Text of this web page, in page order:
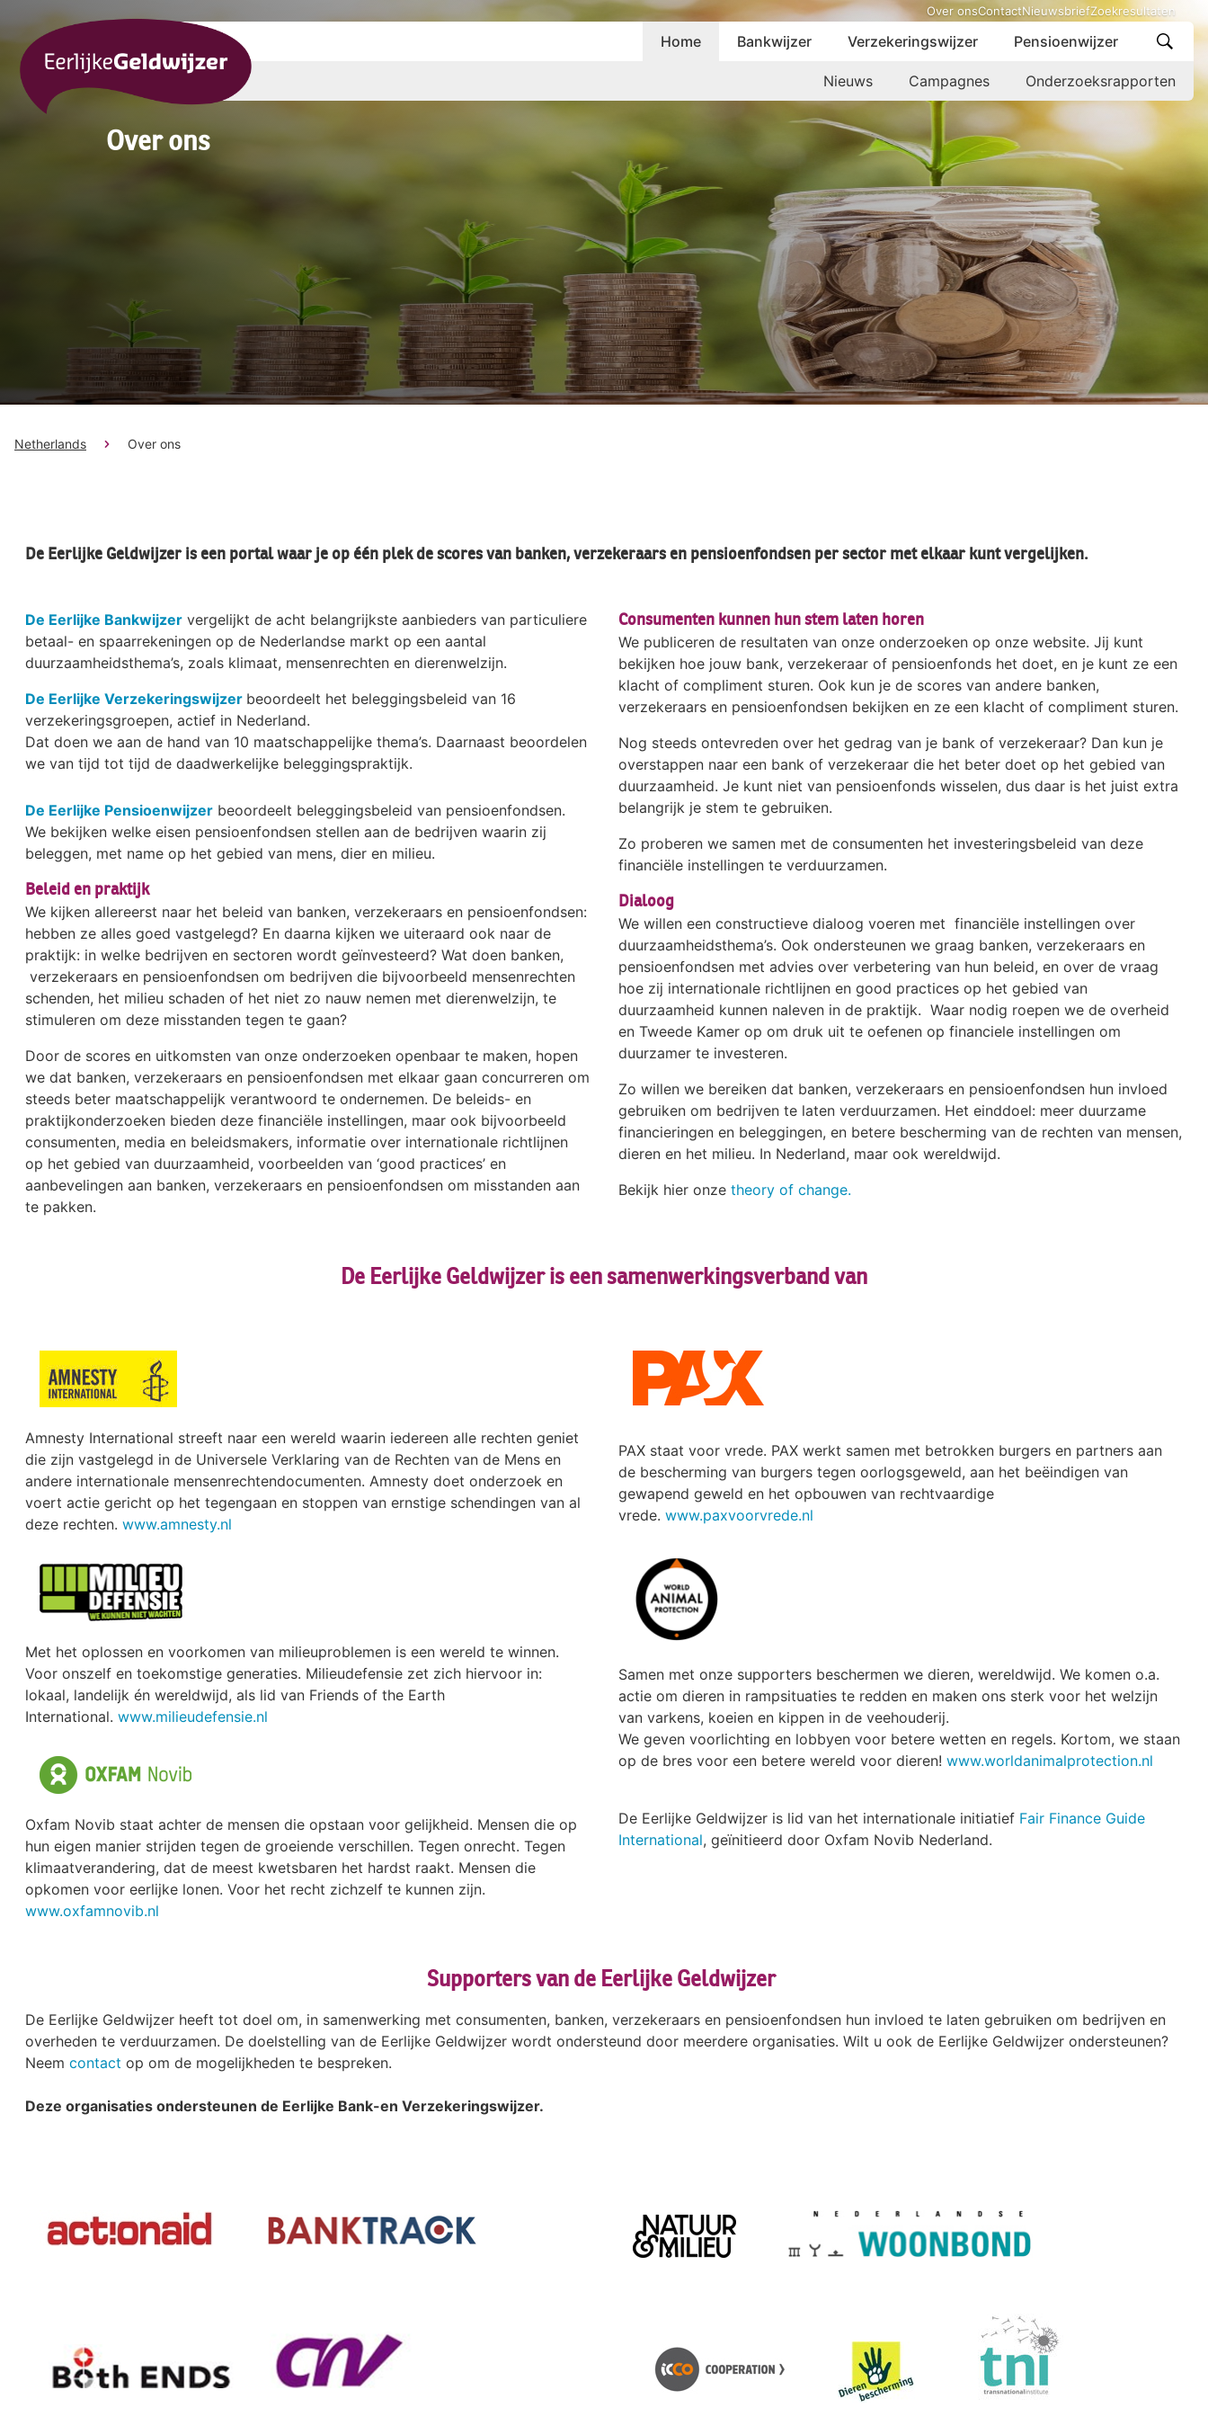
Over onsContactNieuwsbriefZoekresultaten
Home Bankwijzer Verzekeringswijzer Pensioenwijzer
Nieuws Campagnes Onderzoeksrapporten
Over ons
Netherlands Over ons
De Eerlijke Geldwijzer is een portal waar je op één plek de scores van banken, verzekeraars en pensioenfondsen per sector met elkaar kunt vergelijken.
De Eerlijke Bankwijzer vergelijkt de acht belangrijkste aanbieders van particuliere
betaal- en spaarrekeningen op de Nederlandse markt op een aantal
duurzaamheidsthema’s, zoals klimaat, mensenrechten en dierenwelzijn.
De Eerlijke Verzekeringswijzer beoordeelt het beleggingsbeleid van 16
verzekeringsgroepen, actief in Nederland.
Dat doen we aan de hand van 10 maatschappelijke thema’s. Daarnaast beoordelen
we van tijd tot tijd de daadwerkelijke beleggingspraktijk.
De Eerlijke Pensioenwijzer beoordeelt beleggingsbeleid van pensioenfondsen.
We bekijken welke eisen pensioenfondsen stellen aan de bedrijven waarin zij
beleggen, met name op het gebied van mens, dier en milieu.
Beleid en praktijk
We kijken allereerst naar het beleid van banken, verzekeraars en pensioenfondsen:
hebben ze alles goed vastgelegd? En daarna kijken we uiteraard ook naar de
praktijk: in welke bedrijven en sectoren wordt geïnvesteerd? Wat doen banken,
verzekeraars en pensioenfondsen om bedrijven die bijvoorbeeld mensenrechten
schenden, het milieu schaden of het niet zo nauw nemen met dierenwelzijn, te
stimuleren om deze misstanden tegen te gaan?
Door de scores en uitkomsten van onze onderzoeken openbaar te maken, hopen
we dat banken, verzekeraars en pensioenfondsen met elkaar gaan concurreren om
steeds beter maatschappelijk verantwoord te ondernemen. De beleids- en
praktijkonderzoeken bieden deze financiële instellingen, maar ook bijvoorbeeld
consumenten, media en beleidsmakers, informatie over internationale richtlijnen
op het gebied van duurzaamheid, voorbeelden van ‘good practices’ en
aanbevelingen aan banken, verzekeraars en pensioenfondsen om misstanden aan
te pakken.
Consumenten kunnen hun stem laten horen
We publiceren de resultaten van onze onderzoeken op onze website. Jij kunt
bekijken hoe jouw bank, verzekeraar of pensioenfonds het doet, en je kunt ze een
klacht of compliment sturen. Ook kun je de scores van andere banken,
verzekeraars en pensioenfondsen bekijken en ze een klacht of compliment sturen.
Nog steeds ontevreden over het gedrag van je bank of verzekeraar? Dan kun je
overstappen naar een bank of verzekeraar die het beter doet op het gebied van
duurzaamheid. Je kunt niet van pensioenfonds wisselen, dus daar is het juist extra
belangrijk je stem te gebruiken.
Zo proberen we samen met de consumenten het investeringsbeleid van deze
financiële instellingen te verduurzamen.
Dialoog
We willen een constructieve dialoog voeren met financiële instellingen over
duurzaamheidsthema’s. Ook ondersteunen we graag banken, verzekeraars en
pensioenfondsen met advies over verbetering van hun beleid, en over de vraag
hoe zij internationale richtlijnen en good practices op het gebied van
duurzaamheid kunnen naleven in de praktijk. Waar nodig roepen we de overheid
en Tweede Kamer op om druk uit te oefenen op financiele instellingen om
duurzamer te investeren.
Zo willen we bereiken dat banken, verzekeraars en pensioenfondsen hun invloed
gebruiken om bedrijven te laten verduurzamen. Het einddoel: meer duurzame
financieringen en beleggingen, en betere bescherming van de rechten van mensen,
dieren en het milieu. In Nederland, maar ook wereldwijd.
Bekijk hier onze theory of change.
De Eerlijke Geldwijzer is een samenwerkingsverband van
Amnesty International streeft naar een wereld waarin iedereen alle rechten geniet
die zijn vastgelegd in de Universele Verklaring van de Rechten van de Mens en
andere internationale mensenrechtendocumenten. Amnesty doet onderzoek en
voert actie gericht op het tegengaan en stoppen van ernstige schendingen van al
deze rechten. www.amnesty.nl
Met het oplossen en voorkomen van milieuproblemen is een wereld te winnen.
Voor onszelf en toekomstige generaties. Milieudefensie zet zich hiervoor in:
lokaal, landelijk én wereldwijd, als lid van Friends of the Earth
International. www.milieudefensie.nl
Oxfam Novib staat achter de mensen die opstaan voor gelijkheid. Mensen die op
hun eigen manier strijden tegen de groeiende verschillen. Tegen onrecht. Tegen
klimaatverandering, dat de meest kwetsbaren het hardst raakt. Mensen die
opkomen voor eerlijke lonen. Voor het recht zichzelf te kunnen zijn.
www.oxfamnovib.nl
PAX staat voor vrede. PAX werkt samen met betrokken burgers en partners aan
de bescherming van burgers tegen oorlogsgeweld, aan het beëindigen van
gewapend geweld en het opbouwen van rechtvaardige
vrede. www.paxvoorvrede.nl
Samen met onze supporters beschermen we dieren, wereldwijd. We komen o.a.
actie om dieren in rampsituaties te redden en maken ons sterk voor het welzijn
van varkens, koeien en kippen in de veehouderij.
We geven voorlichting en lobbyen voor betere wetten en regels. Kortom, we staan
op de bres voor een betere wereld voor dieren! www.worldanimalprotection.nl
De Eerlijke Geldwijzer is lid van het internationale initiatief Fair Finance Guide
International, geïnitieerd door Oxfam Novib Nederland.
Supporters van de Eerlijke Geldwijzer
De Eerlijke Geldwijzer heeft tot doel om, in samenwerking met consumenten, banken, verzekeraars en pensioenfondsen hun invloed te laten gebruiken om bedrijven en
overheden te verduurzamen. De doelstelling van de Eerlijke Geldwijzer wordt ondersteund door meerdere organisaties. Wilt u ook de Eerlijke Geldwijzer ondersteunen?
Neem contact op om de mogelijkheden te bespreken.
Deze organisaties ondersteunen de Eerlijke Bank-en Verzekeringswijzer.